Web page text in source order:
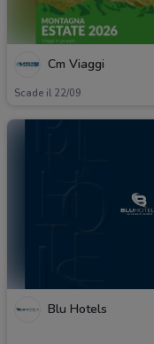
Cm Viaggi
Scade il 22/09
Blu Hotels